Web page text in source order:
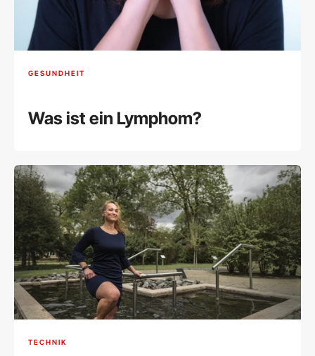
GESUNDHEIT
Was ist ein Lymphom?
TECHNIK